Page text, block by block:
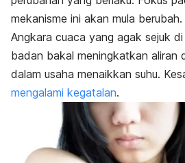
mekanisme ini akan mula berubah.
Angkara cuaca yang agak sejuk
badan bakal meningkatkan aliran
dalam usaha menaikkan suhu.
mengalami kegatalan.